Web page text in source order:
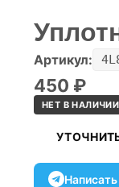
Артикул:
450 ₽
НЕТ В НАЛИЧИИ